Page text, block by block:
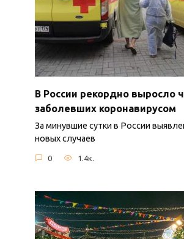
В России рекордно выросло
заболевших коронавирусом
За минувшие сутки в России
новых случаев
0 1.4к.